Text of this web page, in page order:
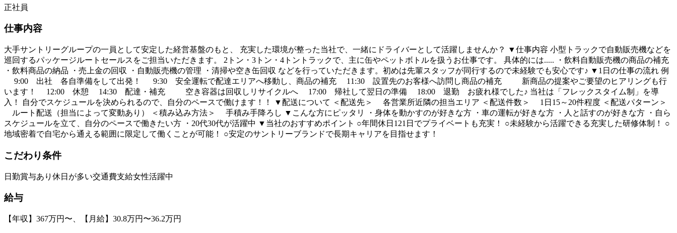
正社員
仕事内容
大手サントリーグループの一員として安定した経営基盤のもと、 充実した環境が整った当社で、一緒にドライバーとして活躍しませんか？ ▼仕事内容 小型トラックで自動販売機などを
巡回するパッケージルートセールスをご担当いただきます。 2トン・3トン・4トントラックで、主に缶やペットボトルを扱うお仕事です。 具体的には..... ・飲料自動販売機の商品の補充
・飲料商品の納品 ・売上金の回収 ・自動販売機の管理 ・清掃や空き缶回収 などを行っていただきます。初めは先輩スタッフが同行するので未経験でも安心です♪ ▼1日の仕事の流れ 例
9:00 出社 各自準備をして出発！ 9:30 安全運転で配達エリアへ移動し、商品の補充 11:30 設置先のお客様へ訪問し商品の補充 新商品の提案やご要望のヒアリングも行
います！ 12:00 休憩 14:30 配達・補充 空き容器は回収しリサイクルへ 17:00 帰社して翌日の準備 18:00 退勤 お疲れ様でした♪ 当社は「フレックスタイム制」を導
入！ 自分でスケジュールを決められるので、自分のペースで働けます！！ ▼配送について ＜配送先＞ 各営業所近隣の担当エリア ＜配送件数＞ 1日15～20件程度 ＜配送パターン＞
ルート配送（担当によって変動あり） ＜積み込み方法＞ 手積み手降ろし ▼こんな方にピッタリ ・身体を動かすのが好きな方 ・車の運転が好きな方 ・人と話すのが好きな方 ・自ら
スケジュールを立て、自分のペースで働きたい方 ・20代30代が活躍中 ▼当社のおすすめポイント ○年間休日121日でプライベートも充実！ ○未経験から活躍できる充実した研修体制！ ○
地域密着で自宅から通える範囲に限定して働くことが可能！ ○安定のサントリーブランドで長期キャリアを目指せます！
こだわり条件
日勤賞与あり 休日が多い交通費支給女性活躍中
給与
【年収】367万円〜、【月給】30.8万円〜36.2万円